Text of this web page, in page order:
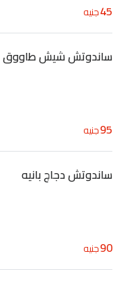
45جنيه
ساندوتش شيش طاووق
95جنيه
ساندوتش دجاج بانيه
90جنيه